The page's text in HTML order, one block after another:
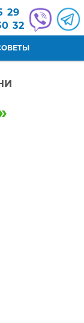
29
32